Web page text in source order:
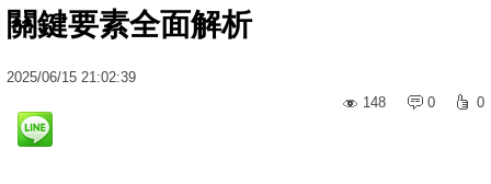
關鍵要素全面解析
2025/06/15 21:02:39
148
0 0